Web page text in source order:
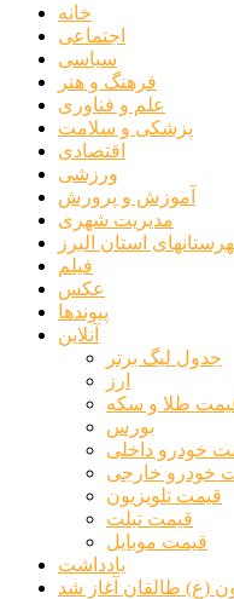
خانه
اجتماعی
سیاسی
فرهنگ و هنر
علم و فناوری
پزشکی و سلامت
اقتصادی
ورزشی
آموزش و پرورش
مدیریت شهری
استان البرز
فیلم
عکس
پیوندها
آنلاین
جدول لیگ برتر
ارز
طلا و سکه
بورس
خودرو داخلی
خودرو خارجی
قیمت تلویزیون
قیمت تبلت
قیمت موبایل
یادداشت
(ع) طالقان آغاز شد